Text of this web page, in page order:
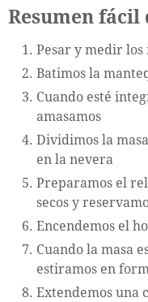
Resumen
Pesar y medir
Batimos la
Cuando esté
amasamos
Dividimos la
en la nevera
Preparamos el
secos y
Encendemos el
Cuando la masa
estiramos en
Extendemos una